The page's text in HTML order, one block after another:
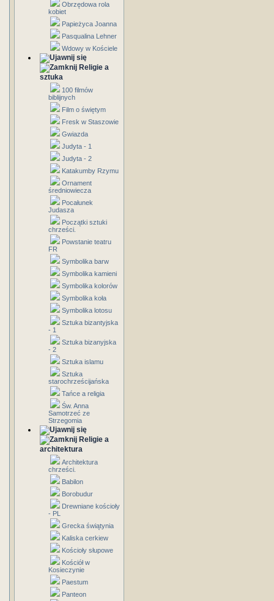
Obrzędowa rola
kobiet
Papieżyca Joanna
Pasqualina Lehner
Wdowy w Kościele
Religie a
sztuka
100 filmów
biblijnych
Film o świętym
Fresk w Staszowie
Gwiazda
Judyta - 1
Judyta - 2
Katakumby Rzymu
Ornament
średniowiecza
Pocałunek
Judasza
Początki sztuki
chrześci.
Powstanie teatru
FR
Symbolika barw
Symbolika kamieni
Symbolika kolorów
Symbolika koła
Symbolika lotosu
Sztuka bizantyjska
- 1
Sztuka bizanyjska
- 2
Sztuka islamu
Sztuka
starochrześcijańska
Tańce a religia
Św. Anna
Samotrzeć ze
Strzegomia
Religie a
architektura
Architektura
chrześci.
Babilon
Borobudur
Drewniane kościoły
- PL
Grecka świątynia
Kaliska cerkiew
Kościoły słupowe
Kościół w
Kosieczynie
Paestum
Panteon